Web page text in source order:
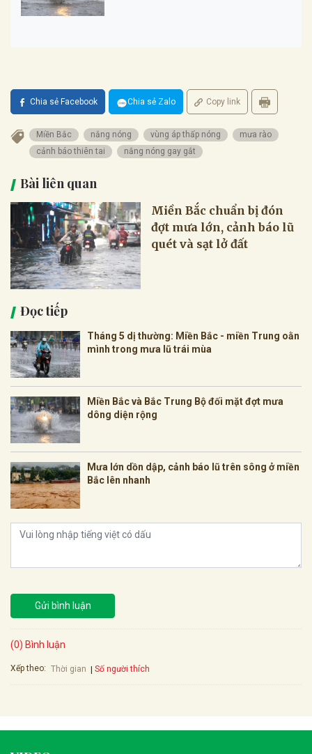
Chia sẻ Facebook Chia sẻ Zalo Copy link
Miền Bắc nắng nóng vùng áp thấp nóng
mưa rào
cảnh báo thiên tai
nắng nóng gay gắt
Bài liên quan
Miền Bắc chuẩn bị đón
đợt mưa lớn, cảnh báo lũ
quét và sạt lở đất
Đọc tiếp
Tháng 5 dị thường: Miền Bắc - miền Trung oằn
mình trong mưa lũ trái mùa
Miền Bắc và Bắc Trung Bộ đối mặt đợt mưa
dông diện rộng
Mưa lớn dồn dập, cảnh báo lũ trên sông ở miền
Bắc lên nhanh
Gửi bình luận
(0) Bình luận
Xếp theo: Thời gian Số người thích